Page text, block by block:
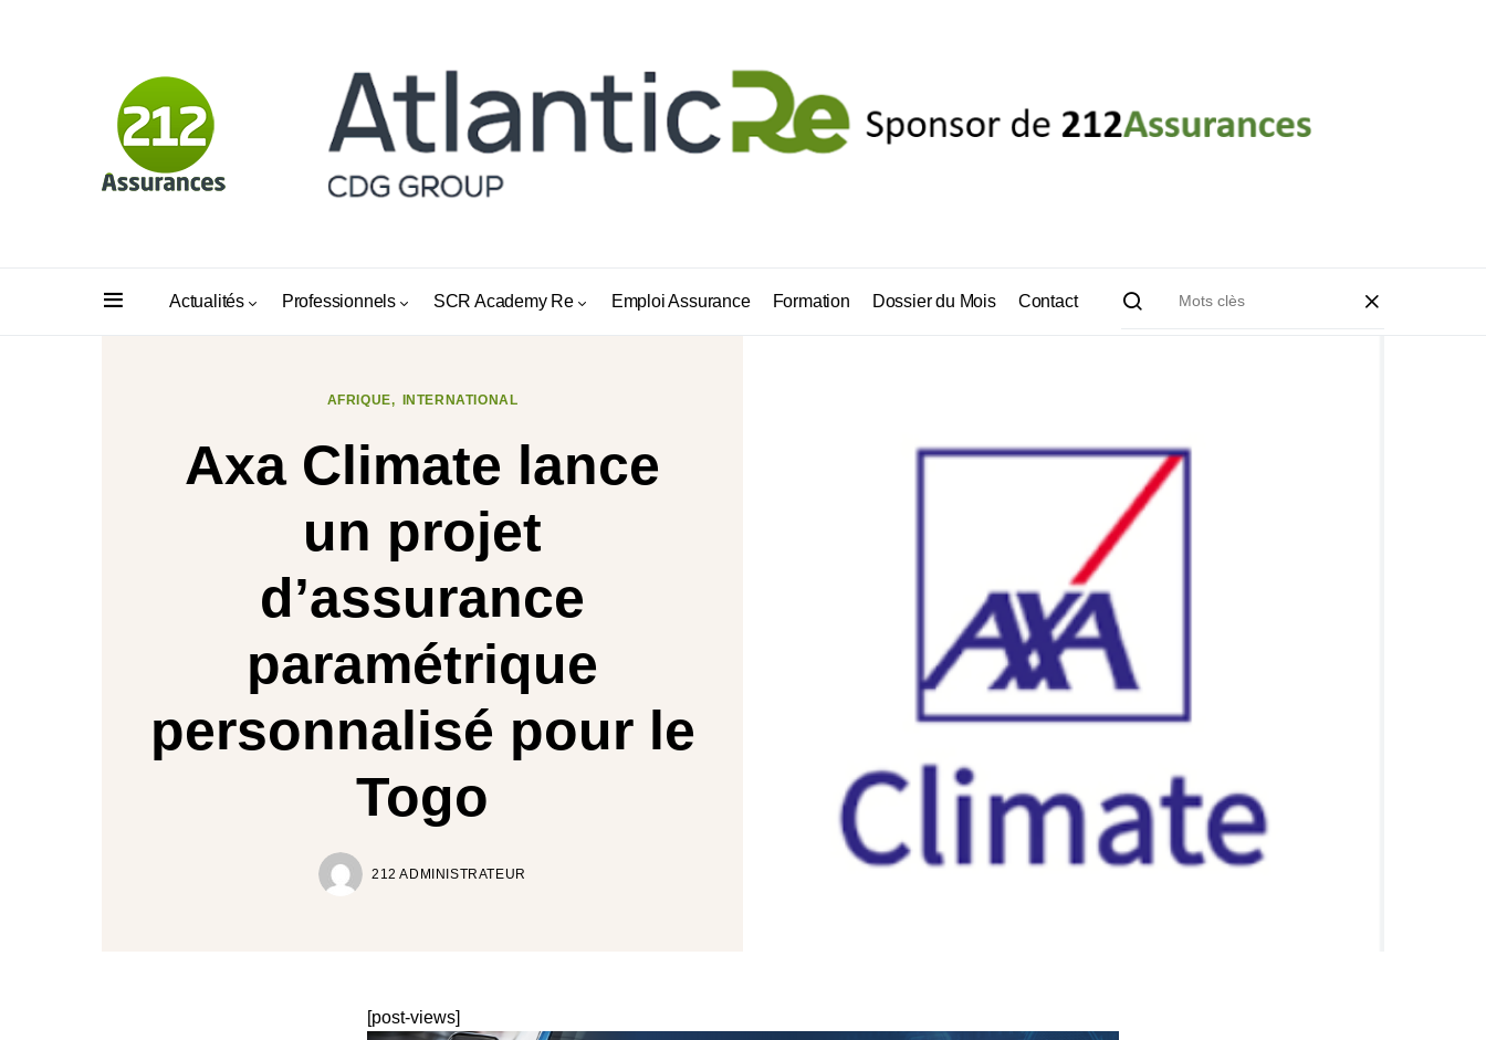
Actualités Professionnels SCR Academy Re Emploi Assurance Formation Dossier du Mois Contact
AFRIQUE INTERNATIONAL
Axa Climate lance
un projet
d’assurance
paramétrique
personnalisé pour le
Togo
212 ADMINISTRATEUR
[post-views]